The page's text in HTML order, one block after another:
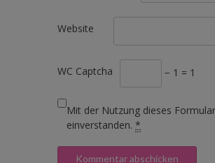
Website
WC Captcha − 1 = 1
Mit der Nutzung dieses
einverstanden. *